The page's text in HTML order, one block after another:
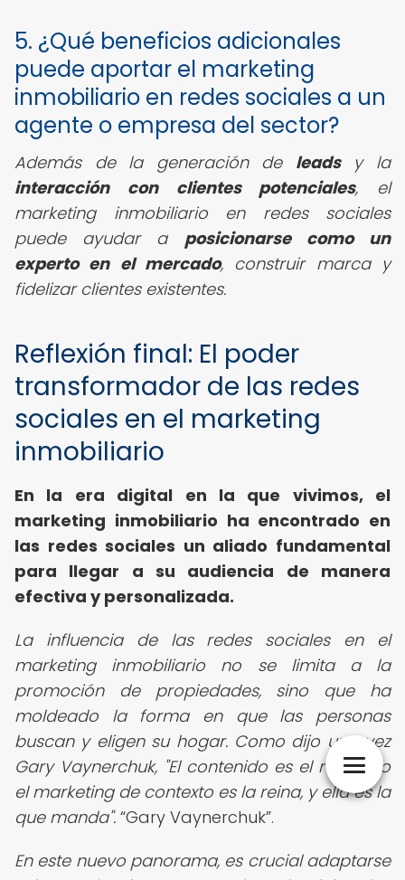
5. ¿Qué beneficios adicionales
puede aportar el marketing
inmobiliario en redes sociales a un
agente o empresa del sector?
Además de la generación de leadsy la
interacción con clientes potenciales, el
marketing inmobiliario en redes sociales
puede ayudar a posicionarse como un
experto en el mercado, construir marca y
fidelizar clientes existentes.
Reflexión final: El poder
transformador de las redes
sociales en el marketing
inmobiliario
En la era digital en la que vivimos, el
marketing inmobiliario ha encontrado en
las redes sociales un aliado fundamental
para llegar a su audiencia de manera
efectiva y personalizada.
La influencia de las redes sociales en el
marketing inmobiliario no se limita a la
promoción de propiedades, sino que ha
moldeado la forma en que las personas
buscan y eligen su hogar. Como dijo una vez
Gary Vaynerchuk, "El contenido es el rey, pero
el marketing de contexto es la reina, y ella es la
que manda". Gary Vaynerchuk .
En este nuevo panorama, es crucial adaptarse